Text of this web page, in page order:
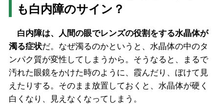
も白内障のサイン？
白内障は、人間の眼でレンズの役割をする水晶体が
濁る症状だ。なぜ濁るのかというと、水晶体の中のタ
ンパク質が変性してしまうから。そうなると、まるで
汚れた眼鏡をかけた時のように、霞んだり、ぼけて見
えたりする。そのまま放置しておくと、水晶体が硬く
白くなり、見えなくなってしまう。